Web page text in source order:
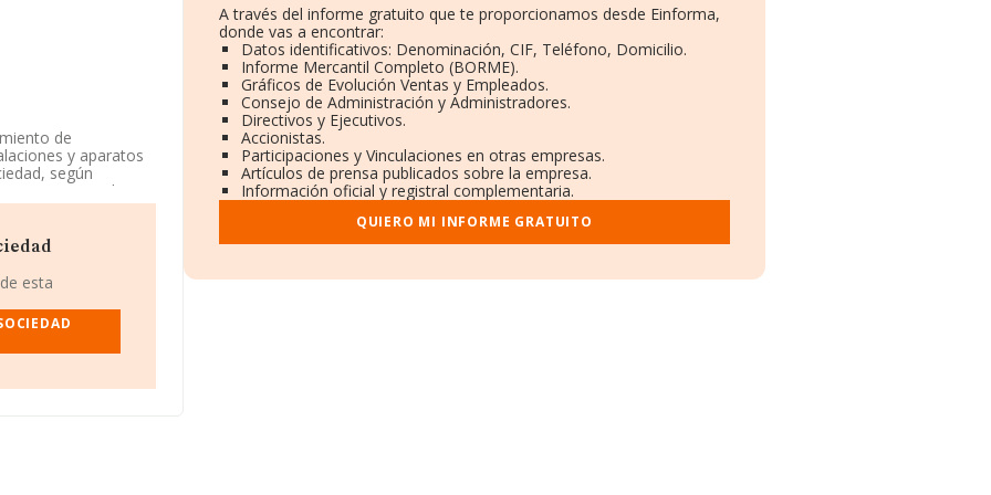
de
y aparatos
según
es el
como Sociedad
por debajo de la
a los niveles de
mejor posición
esta
A través del informe gratuito que te proporcionamos desde Einforma,
donde vas a encontrar:
Datos identificativos: Denominación, CIF, Teléfono, Domicilio.
Informe Mercantil Completo (BORME).
Gráficos de Evolución Ventas y Empleados.
Consejo de Administración y Administradores.
Directivos y Ejecutivos.
Accionistas.
Participaciones y Vinculaciones en otras empresas.
Artículos de prensa publicados sobre la empresa.
Información oficial y registral complementaria.
QUIERO MI INFORME GRATUITO